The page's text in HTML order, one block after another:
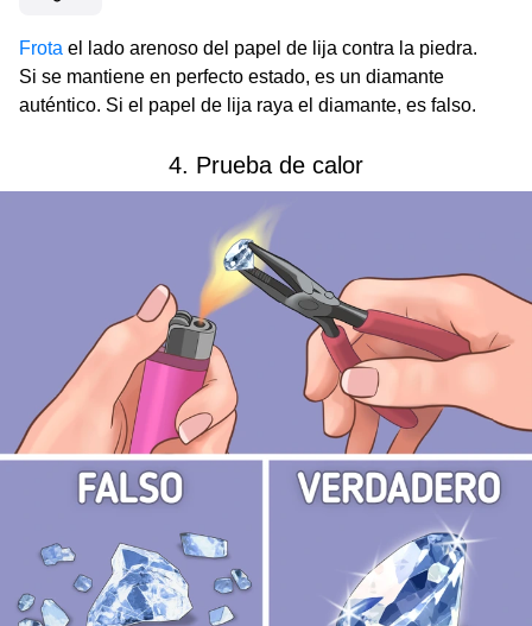
Frota el lado arenoso del papel de lija contra la piedra.
Si se mantiene en perfecto estado, es un diamante
auténtico. Si el papel de lija raya el diamante, es falso.
4. Prueba de calor